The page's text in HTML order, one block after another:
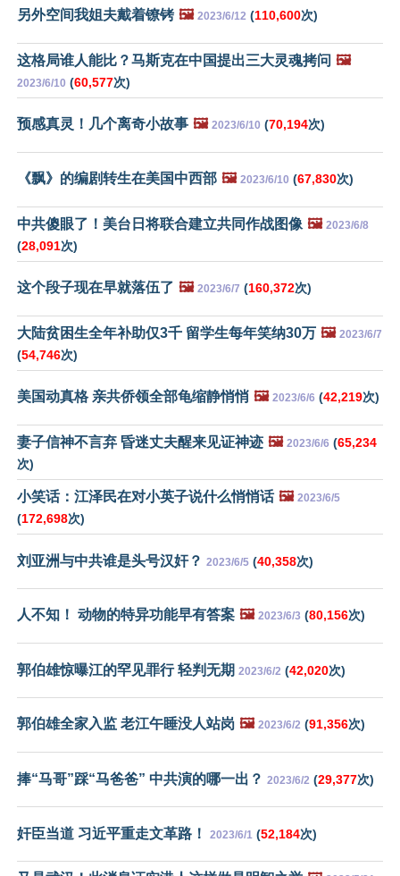
另外空间我姐夫戴着镣铐 🖼️ 2023/6/12 (110,600次)
这格局谁人能比？马斯克在中国提出三大灵魂拷问 🖼️
2023/6/10 (60,577次)
预感真灵！几个离奇小故事 🖼️ 2023/6/10 (70,194次)
《飘》的编剧转生在美国中西部 🖼️ 2023/6/10 (67,830次)
中共傻眼了！美台日将联合建立共同作战图像 🖼️ 2023/6/8
(28,091次)
这个段子现在早就落伍了 🖼️ 2023/6/7 (160,372次)
大陆贫困生全年补助仅3千 留学生每年笑纳30万 🖼️ 2023/6/7
(54,746次)
美国动真格 亲共侨领全部龟缩静悄悄 🖼️ 2023/6/6 (42,219次)
妻子信神不言弃 昏迷丈夫醒来见证神迹 🖼️ 2023/6/6 (65,234
次)
小笑话：江泽民在对小英子说什么悄悄话 🖼️ 2023/6/5
(172,698次)
刘亚洲与中共谁是头号汉奸？ 2023/6/5 (40,358次)
人不知！ 动物的特异功能早有答案 🖼️ 2023/6/3 (80,156次)
郭伯雄惊曝江的罕见罪行 轻判无期 2023/6/2 (42,020次)
郭伯雄全家入监 老江午睡没人站岗 🖼️ 2023/6/2 (91,356次)
捧“马哥”踩“马爸爸” 中共演的哪一出？ 2023/6/2 (29,377次)
奸臣当道 习近平重走文革路！ 2023/6/1 (52,184次)